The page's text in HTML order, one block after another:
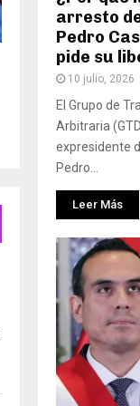
arresto
Pedro
pide su
10 julio, 2026
El Grupo de
Arbitraria
expresidente
Pedro...
Leer Más